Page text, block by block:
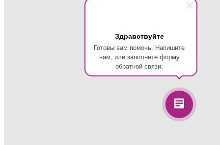
Здравствуйте
Готовы вам помочь. Напишите
нам, или заполните форму
обратной связи.